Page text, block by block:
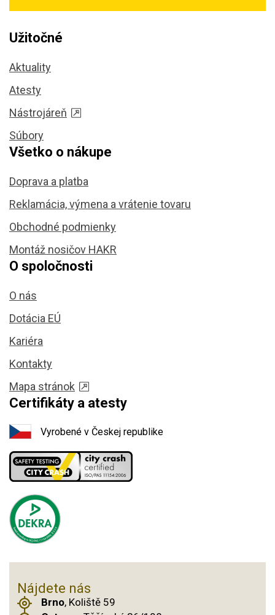
Užitočné
Aktuality
Atesty
Nástrojáreň
Súbory
Všetko o nákupe
Doprava a platba
Reklamácia, výmena a vrátenie tovaru
Obchodné podmienky
Montáž nosičov HAKR
O spoločnosti
O nás
Dotácia EÚ
Kariéra
Kontakty
Mapa stránok
Certifikáty a atesty
Vyrobené v Českej republike
Nájdete nás
Brno, Koliště 59